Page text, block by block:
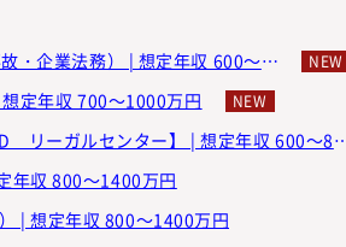
弁護士法人ALG＆Associates | 【横浜】アソシエイト弁護士（家事・相続・交通事故・企業法務） | 想定年収 600～800万円
定年収 700～1000万円
パナソニックグループ | 【大阪】インハウスローヤー（グロー
年収 800～1400万円
| 想定年収 800～1400万円